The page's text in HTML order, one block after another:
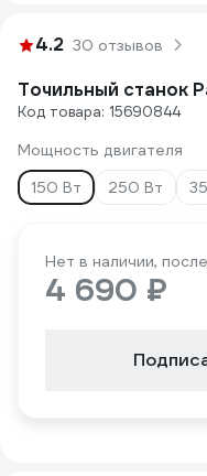
4.2 30 отзывов
Точильный станок
Код товара: 15690844
Мощность двигателя
150 Вт
250 Вт
Нет в наличии,
4 690 ₽